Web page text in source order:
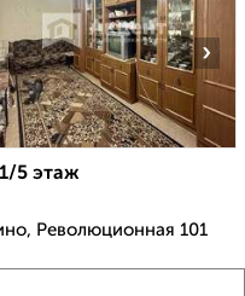
›
5 этаж
Революционная 101